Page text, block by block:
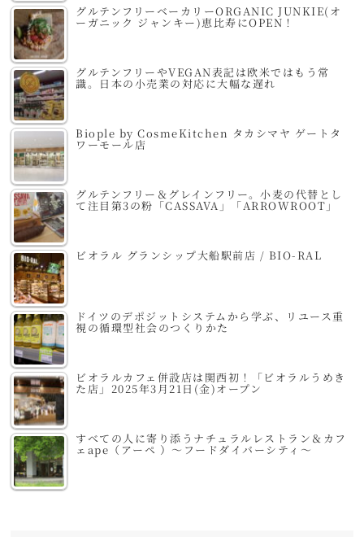
グルテンフリーベーカリーORGANIC JUNKIE(オ
ーガニック ジャンキー)恵比寿にOPEN！
グルテンフリーやVEGAN表記は欧米ではもう常
識。日本の小売業の対応に大幅な遅れ
Biople by CosmeKitchen タカシマヤ ゲートタ
ワーモール店
グルテンフリー＆グレインフリー。小麦の代替とし
て注目第3の粉「CASSAVA」「ARROWROOT」
ビオラル グランシップ大船駅前店 / BIO-RAL
ドイツのデポジットシステムから学ぶ、リユース重
視の循環型社会のつくりかた
ビオラルカフェ併設店は関西初！「ビオラルうめき
た店」2025年3月21日(金)オープン
すべての人に寄り添うナチュラルレストラン＆カフ
ェape（アーペ ）～フードダイバーシティ～